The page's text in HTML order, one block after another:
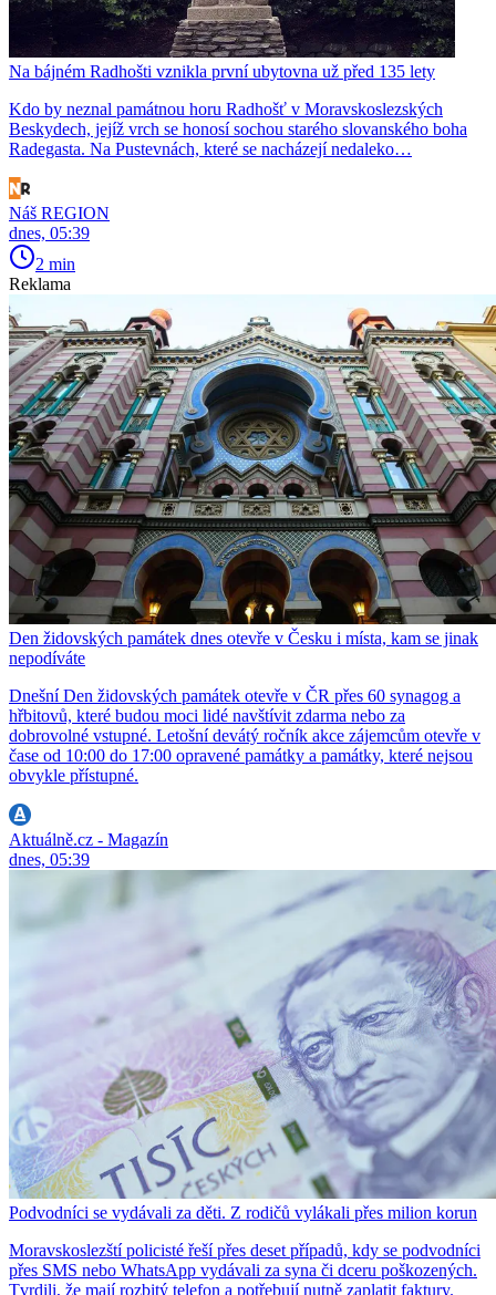
Na bájném Radhošti vznikla první ubytovna už před 135 lety
Kdo by neznal památnou horu Radhošť v Moravskoslezských
Beskydech, jejíž vrch se honosí sochou starého slovanského boha
Radegasta. Na Pustevnách, které se nacházejí nedaleko…
Náš REGION
dnes, 05:39
2 min
Reklama
Den židovských památek dnes otevře v Česku i místa, kam se jinak
nepodíváte
Dnešní Den židovských památek otevře v ČR přes 60 synagog a
hřbitovů, které budou moci lidé navštívit zdarma nebo za
dobrovolné vstupné. Letošní devátý ročník akce zájemcům otevře v
čase od 10:00 do 17:00 opravené památky a památky, které nejsou
obvykle přístupné.
Aktuálně.cz - Magazín
dnes, 05:39
Podvodníci se vydávali za děti. Z rodičů vylákali přes milion korun
Moravskoslezští policisté řeší přes deset případů, kdy se podvodníci
přes SMS nebo WhatsApp vydávali za syna či dceru poškozených.
Tvrdili, že mají rozbitý telefon a potřebují nutně zaplatit faktury.